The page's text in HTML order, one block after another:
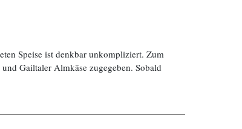
Speise ist denkbar unkompliziert. Zum
Gailtaler Almkäse zugegeben. Sobald